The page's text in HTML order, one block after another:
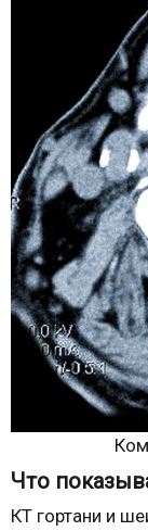
Что
КТ гортани и